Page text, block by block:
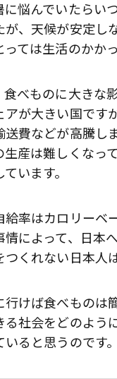
悩んでいたらい
、天候が安定し
ては生活のかか
べものに大きな
が大きい国です
費などが高騰し
産は難しくなっ
います。
給率はカロリーベ
によって、日本
くれない日本人
行けば食べものは
る社会をどのよう
ると思うのです。